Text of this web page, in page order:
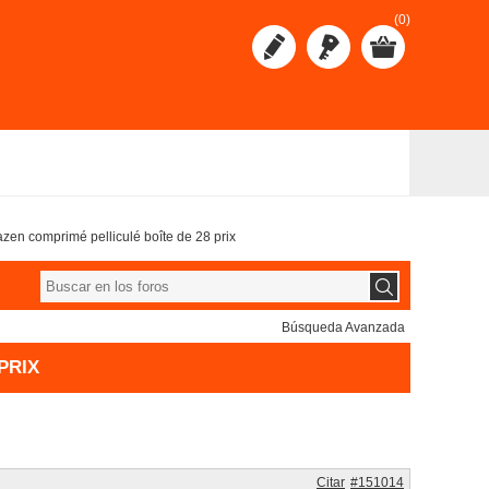
(0)
comprimé pelliculé boîte de 28 prix
Búsqueda Avanzada
#151014
Citar